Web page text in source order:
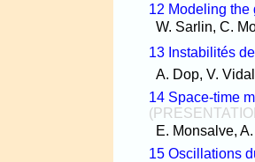
12 Modeling the
W. Sarlin, C.
13 Instabilités
A. Dop, V.
14 Space-time
E. Monsalve,
15 Oscillations